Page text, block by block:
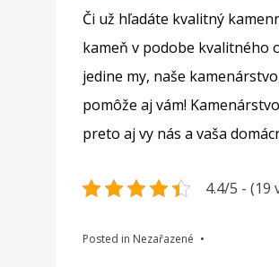
Či už hľadáte kvalitný
kameň v podobe kvalitného
jedine my, naše
pomôže aj vám!
preto aj vy nás a vaša
4.4/5 - (19
Posted in Nezařazené